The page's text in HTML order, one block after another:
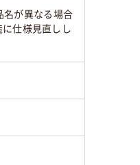
名が異なる場合
に仕様見直しし